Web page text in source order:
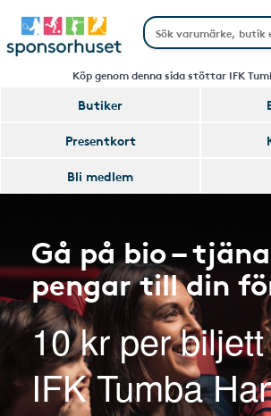
Köp genom denna sida stöttar IFK
Butiker
Presentkort
Bli medlem
Gå på bio – tjäna
pengar till din
10 kr per
IFK Tumba